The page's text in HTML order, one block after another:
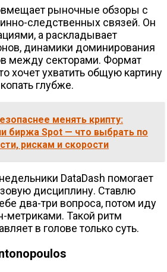
рыночные обзоры с
следственных связей. Он
а раскладывает
динамики доминирования
между секторами. Формат
хочет ухватить общую картину
глубже.
менять крипту:
биржа Spot — что выбрать по
рискам и скорости
DataDash помогает
дисциплину. Ставлю
два-три вопроса, потом иду
метриками. Такой ритм
в голове только суть.